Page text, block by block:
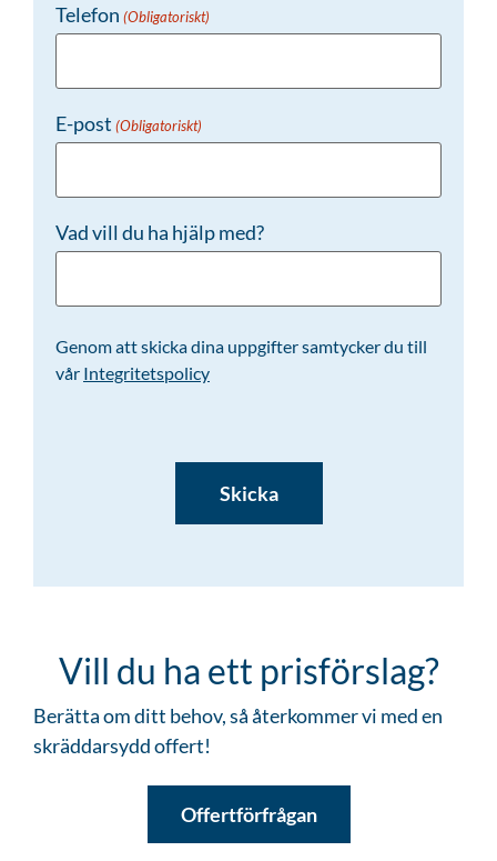
Telefon (Obligatoriskt)
E-post (Obligatoriskt)
Vad vill du ha hjälp med?
Genom att skicka dina uppgifter samtycker du till
vår Integritetspolicy
Vill du ha ett prisförslag?
Berätta om ditt behov, så återkommer vi med en
skräddarsydd offert!
Offertförfrågan